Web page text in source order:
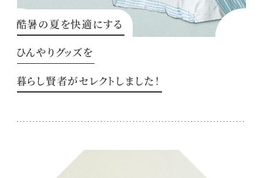
酷暑の夏を快適にする
ひんやりグッズを
暮らし賢者がセレクトしました！